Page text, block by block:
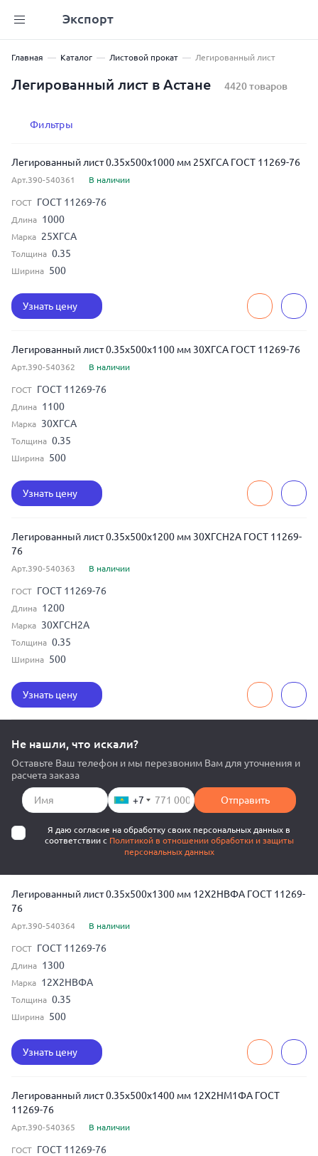
Экспорт
Главная Каталог Листовой прокат Легированный лист
Легированный лист в Астане 4420 товаров
Фильтры
Легированный лист 0.35x500x1000 мм 25ХГСА ГОСТ 11269-76
Арт.390-540361 В наличии
ГОСТ ГОСТ 11269-76
Длина 1000
Марка 25ХГСА
Толщина 0.35
Ширина 500
Узнать цену
Легированный лист 0.35x500x1100 мм 30ХГСА ГОСТ 11269-76
Арт.390-540362 В наличии
ГОСТ ГОСТ 11269-76
Длина 1100
Марка 30ХГСА
Толщина 0.35
Ширина 500
Узнать цену
Легированный лист 0.35x500x1200 мм 30ХГСН2А ГОСТ 11269-
76
Арт.390-540363 В наличии
ГОСТ ГОСТ 11269-76
Длина 1200
Марка 30ХГСН2А
Толщина 0.35
Ширина 500
Узнать цену
Не нашли, что искали?
Оставьте Ваш телефон и мы перезвоним Вам для уточнения и
расчета заказа
+7 Отправить
Я даю согласие на обработку своих персональных данных в
соответствии с Политикой в отношении обработки и защиты
персональных данных
Легированный лист 0.35x500x1300 мм 12Х2НВФА ГОСТ 11269-
76
Арт.390-540364 В наличии
ГОСТ ГОСТ 11269-76
Длина 1300
Марка 12Х2НВФА
Толщина 0.35
Ширина 500
Узнать цену
Легированный лист 0.35x500x1400 мм 12Х2НМ1ФА ГОСТ
11269-76
Арт.390-540365 В наличии
ГОСТ ГОСТ 11269-76